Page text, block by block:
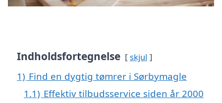
Indholdsfortegnelse skjul
1) Find en dygtig tømrer i Sørbymagle
1.1) Effektiv tilbudsservice siden år 2000